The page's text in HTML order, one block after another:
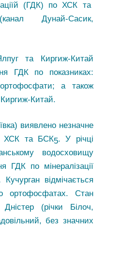
(ГДК) по ХСК та
Дунай-Сасик,
та Киргиж-Китай
ГДК по показниках:
а також
Китай.
виявлено незначне
ХСК та БСК5. У річці
водосховищу
ГДК по мінералізації
відмічається
ортофосфатах. Стан
(річки Білоч,
без значних